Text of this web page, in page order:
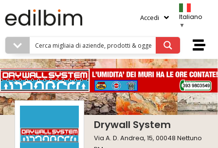
Accedi
Italiano
▼
Drywall System
Via A. D. Andrea, 15, 00048 Nettuno